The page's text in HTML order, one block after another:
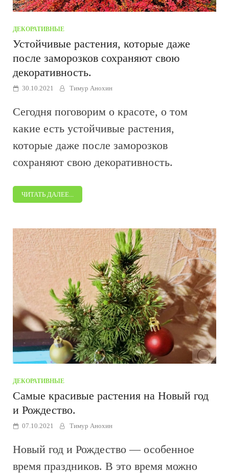
ДЕКОРАТИВНЫЕ
Устойчивые растения, которые даже
после заморозков сохраняют свою
декоративность.
30.10.2021 Тимур Анохин
Сегодня поговорим о красоте, о том
какие есть устойчивые растения,
которые даже после заморозков
сохраняют свою декоративность.
ЧИТАТЬ ДАЛЕЕ...
ДЕКОРАТИВНЫЕ
Самые красивые растения на Новый год
и Рождество.
07.10.2021 Тимур Анохин
Новый год и Рождество — особенное
время праздников. В это время можно